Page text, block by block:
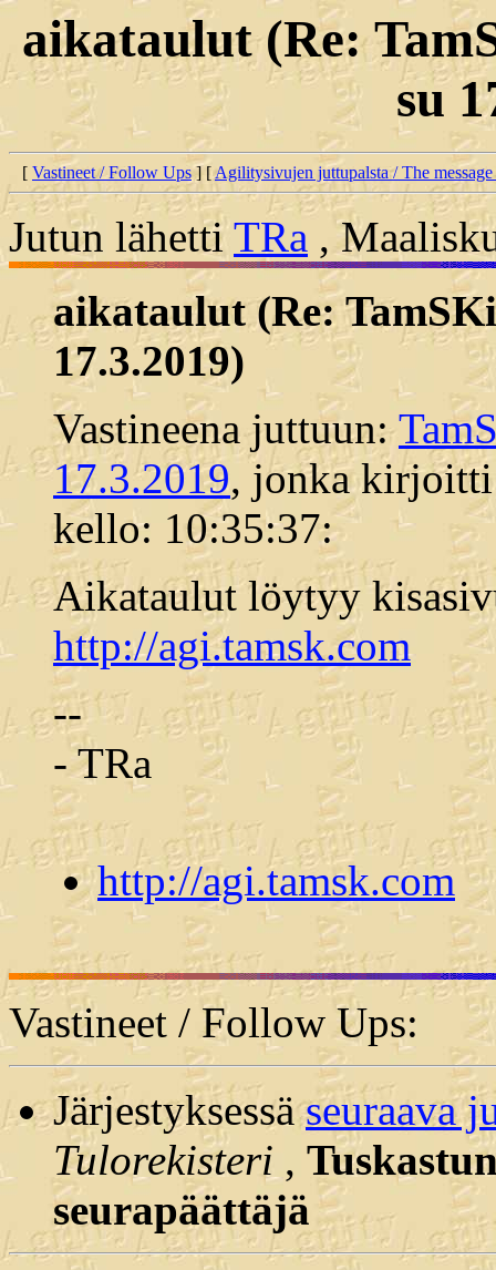
aikataulut (Re:
su
[ Vastineet / Follow Ups] [Agilitysivujen juttupalsta / The
Jutun lähetti TRa ,
aikataulut (Re:
17.3.2019)
Vastineena juttuun:
17.3.2019, jonka
kello: 10:35:37:
Aikataulut löytyy
http://agi.tamsk.com
--
- TRa
http://agi.tamsk.com
Vastineet / Follow Ups:
Järjestyksessäseuraava
Tulorekisteri ,
seurapäättäjä